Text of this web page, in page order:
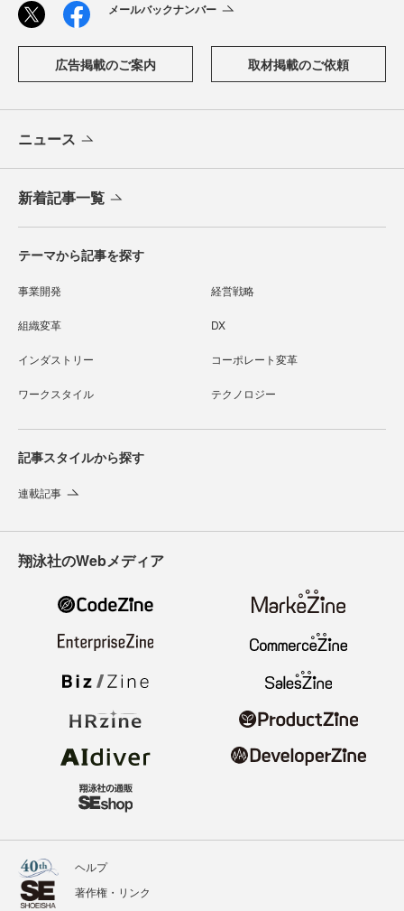
メールバックナンバー
広告掲載のご案内 取材掲載のご依頼
ニュース
新着記事一覧
テーマから記事を探す
事業開発 経営戦略
組織変革 DX
インダストリー コーポレート変革
ワークスタイル テクノロジー
記事スタイルから探す
連載記事
翔泳社のWebメディア
ヘルプ
著作権・リンク